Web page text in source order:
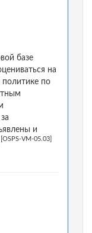
базе
на
политике по
и
[OSPS-VM-05.03]